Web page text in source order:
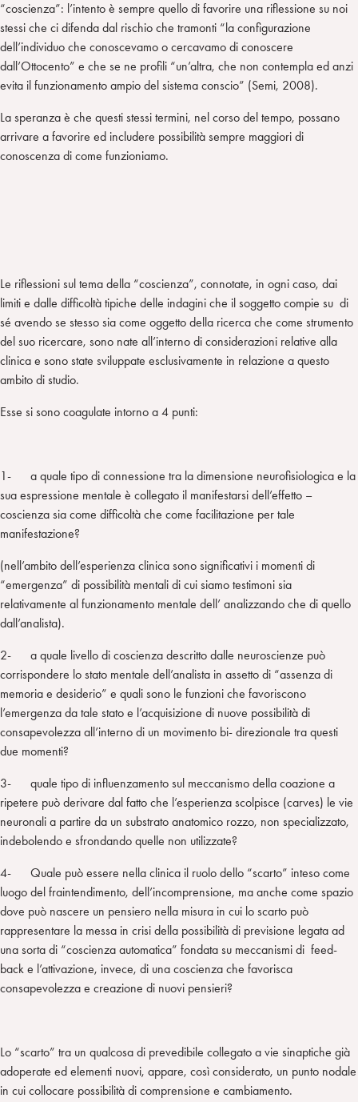
“coscienza”: l’intento è sempre quello di favorire una riflessione su noi
stessi che ci difenda dal rischio che tramonti “la configurazione
dell’individuo che conoscevamo o cercavamo di conoscere
dall’Ottocento” e che se ne profili “un’altra, che non contempla ed anzi
evita il funzionamento ampio del sistema conscio” (Semi, 2008).
La speranza è che questi stessi termini, nel corso del tempo, possano
arrivare a favorire ed includere possibilità sempre maggiori di
conoscenza di come funzioniamo.
Le riflessioni sul tema della “coscienza”, connotate, in ogni caso, dai
limiti e dalle difficoltà tipiche delle indagini che il soggetto compie su di
sé avendo se stesso sia come oggetto della ricerca che come strumento
del suo ricercare, sono nate all’interno di considerazioni relative alla
clinica e sono state sviluppate esclusivamente in relazione a questo
ambito di studio.
Esse si sono coagulate intorno a 4 punti:
1- a quale tipo di connessione tra la dimensione neurofisiologica e la
sua espressione mentale è collegato il manifestarsi dell’effetto –
coscienza sia come difficoltà che come facilitazione per tale
manifestazione?
(nell’ambito dell’esperienza clinica sono significativi i momenti di
“emergenza” di possibilità mentali di cui siamo testimoni sia
relativamente al funzionamento mentale dell’ analizzando che di quello
dall’analista).
2- a quale livello di coscienza descritto dalle neuroscienze può
corrispondere lo stato mentale dell’analista in assetto di “assenza di
memoria e desiderio” e quali sono le funzioni che favoriscono
l’emergenza da tale stato e l’acquisizione di nuove possibilità di
consapevolezza all’interno di un movimento bi- direzionale tra questi
due momenti?
3- quale tipo di influenzamento sul meccanismo della coazione a
ripetere può derivare dal fatto che l’esperienza scolpisce (carves) le vie
neuronali a partire da un substrato anatomico rozzo, non specializzato,
indebolendo e sfrondando quelle non utilizzate?
4- Quale può essere nella clinica il ruolo dello “scarto” inteso come
luogo del fraintendimento, dell’incomprensione, ma anche come spazio
dove può nascere un pensiero nella misura in cui lo scarto può
rappresentare la messa in crisi della possibilità di previsione legata ad
una sorta di “coscienza automatica” fondata su meccanismi di feed-
back e l’attivazione, invece, di una coscienza che favorisca
consapevolezza e creazione di nuovi pensieri?
Lo “scarto” tra un qualcosa di prevedibile collegato a vie sinaptiche già
adoperate ed elementi nuovi, appare, così considerato, un punto nodale
in cui collocare possibilità di comprensione e cambiamento.